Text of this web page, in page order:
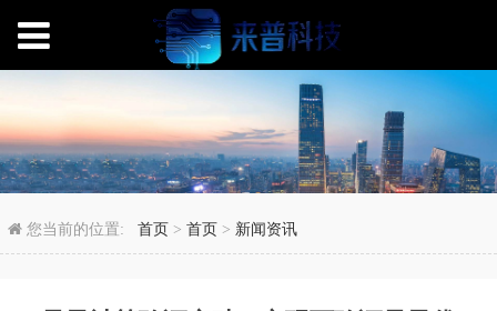
量子计算验证突破：实
您当前的位置:首页 >首页 > 新闻资讯